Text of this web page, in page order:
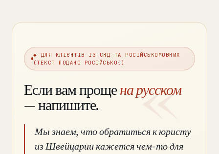
◆ ДЛЯ КЛІЄНТІВ ІЗ СНД ТА РОСІЙСЬКОМОВНИХ
(ТЕКСТ ПОДАНО РОСІЙСЬКОЮ)
Если вам прощена русском
— напишите.
Мы знаем, что обратиться к юристу
из Швейцарии кажется чем-то для